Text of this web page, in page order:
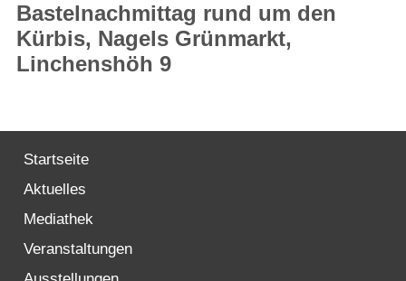
Rathaus
Willkommen in Strasburg (Uckermark)
Bastelnachmittag rund um den
Kürbis, Nagels Grünmarkt,
Linchenshöh 9
Startseite
Aktuelles
Mediathek
Veranstaltungen